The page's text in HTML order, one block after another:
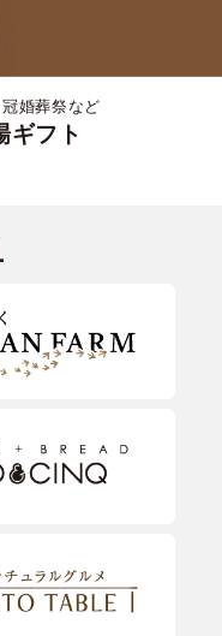
婚葬祭など
ギフト